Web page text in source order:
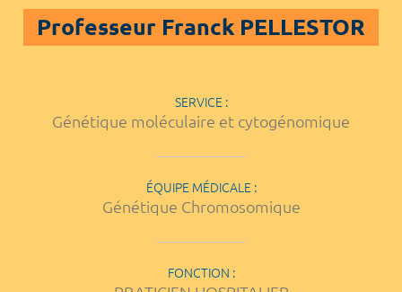
Professeur Franck PELLESTOR
SERVICE :
Génétique moléculaire et cytogénomique
ÉQUIPE MÉDICALE :
Génétique Chromosomique
FONCTION :